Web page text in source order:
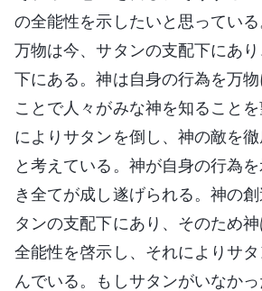
の全能性を示したいと思ってい
万物は今、サタンの支配下にあ
下にある。神は自身の行為を万
ことで人々がみな神を知ること
によりサタンを倒し、神の敵を
と考えている。神が自身の行為
き全てが成し遂げられる。神の
タンの支配下にあり、そのため
全能性を啓示し、それによりサ
んでいる。もしサタンがいなか